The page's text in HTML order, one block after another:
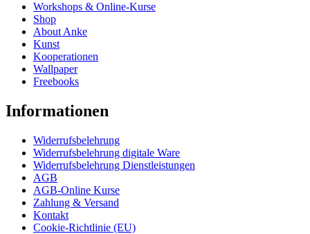
Workshops & Online-Kurse
Shop
About Anke
Kunst
Kooperationen
Wallpaper
Freebooks
Informationen
Widerrufsbelehrung
Widerrufsbelehrung digitale Ware
Widerrufsbelehrung Dienstleistungen
AGB
AGB-Online Kurse
Zahlung & Versand
Kontakt
Cookie-Richtlinie (EU)